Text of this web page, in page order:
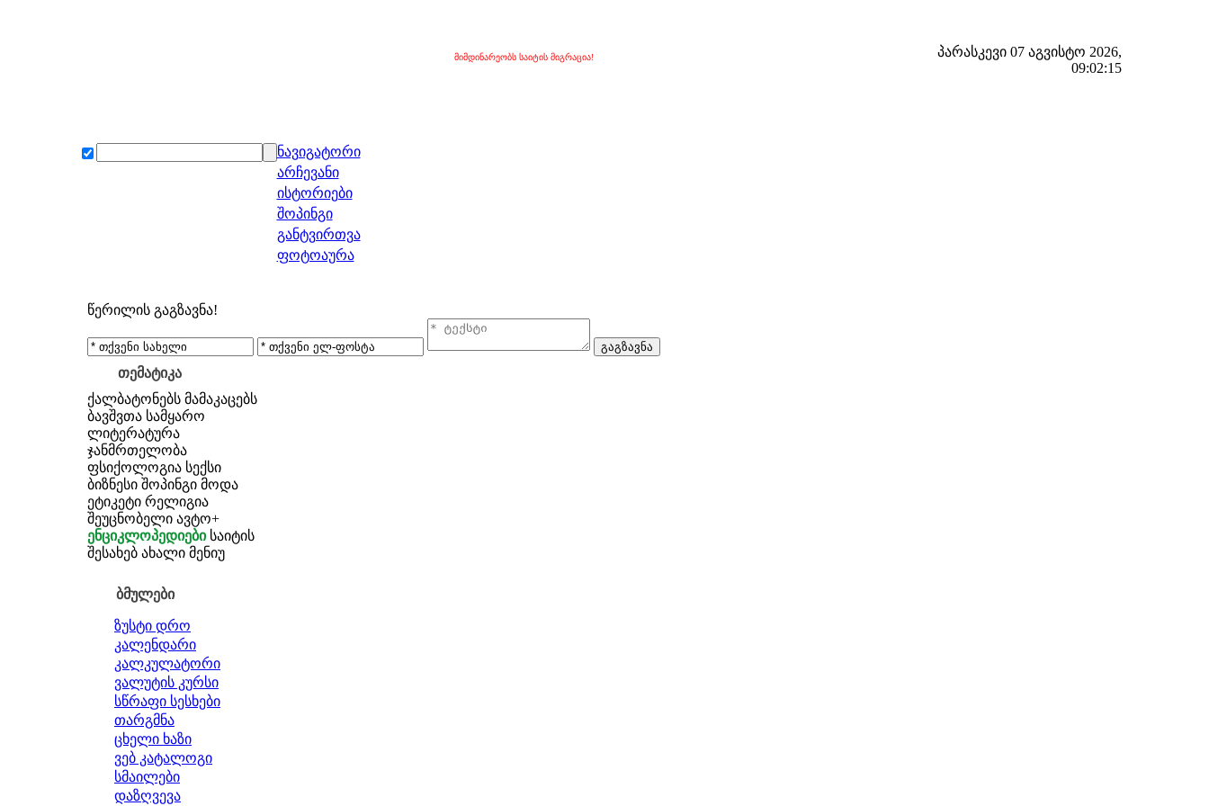
მიმდინარეობს საიტის მიგრაცია!
პარასკევი 07 აგვისტო 2026,
09:02:16
ნავიგატორი
არჩევანი
ისტორიები
შოპინგი
განტვირთვა
ფოტოაურა
წერილის გაგზავნა!
თემატიკა
ქალბატონებს მამაკაცებს
ბავშვთა სამყარო
ლიტერატურა
ჯანმრთელობა
ფსიქოლოგია სექსი
ბიზნესი შოპინგი მოდა
ეტიკეტი რელიგია
შეუცნობელი ავტო+
ენციკლოპედიები საიტის
შესახებ ახალი მენიუ
ბმულები
ზუსტი დრო
კალენდარი
კალკულატორი
ვალუტის კურსი
სწრაფი სესხები
თარგმნა
ცხელი ხაზი
ვებ კატალოგი
სმაილები
დაზღვევა